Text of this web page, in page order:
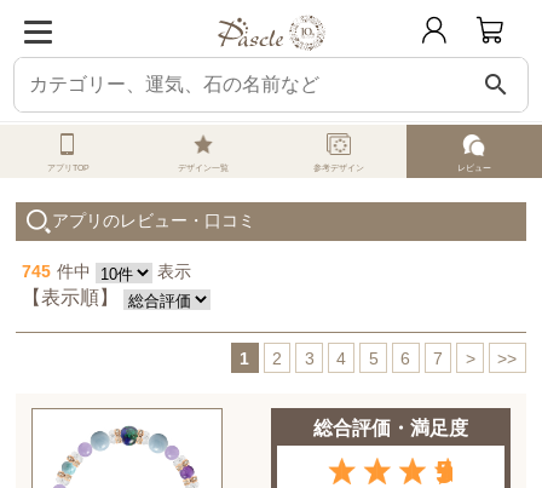
search
ホーム オーダーメイド クチコミ評価・満足度一覧
アプリTOP デザイン一覧 参考デザイン レビュー
アプリのレビュー・口コミ
745 件中 表示
【表示順】
1 2 3 4 5 6 7 > >>
総合評価・満足度
5